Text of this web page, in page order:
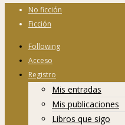
No ficción
Ficción
Following
Acceso
Registro
Mis entradas
Mis publicaciones
Libros que sigo